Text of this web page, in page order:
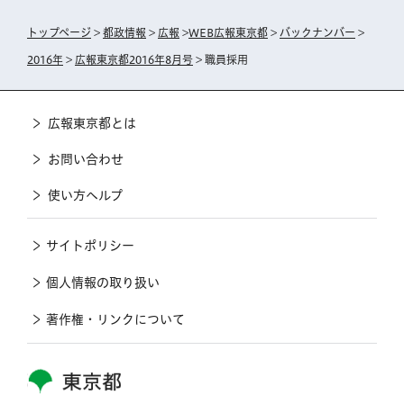
トップページ > 都政情報 > 広報 >WEB広報東京都 > バックナンバー >
2016年 > 広報東京都2016年8月号 > 職員採用
東京都
広報東京都とは
お問い合わせ
使い方ヘルプ
サイトポリシー
個人情報の取り扱い
著作権・リンクについて